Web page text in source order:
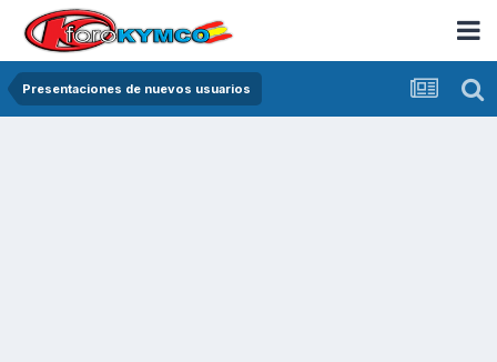
Presentaciones de nuevos usuarios